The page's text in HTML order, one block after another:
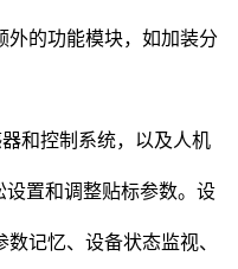
外的功能模块，如加装分
和控制系统，以及人机
置和调整贴标参数。设
记忆、设备状态监视、